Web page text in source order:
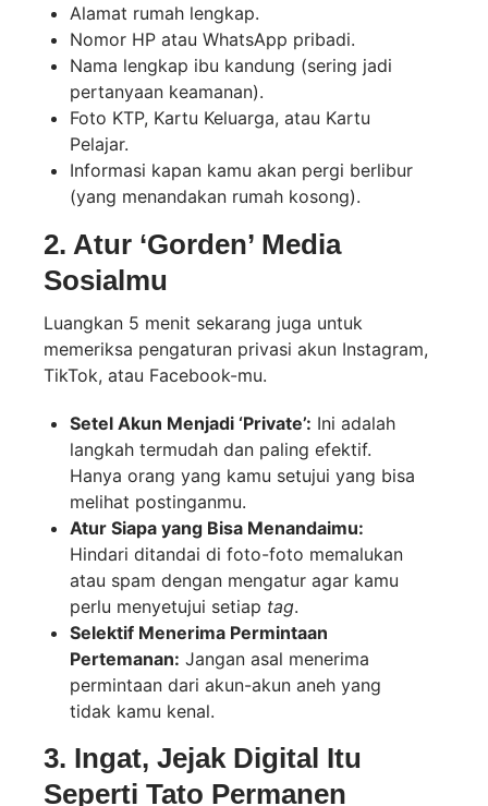
Alamat rumah lengkap.
Nomor HP atau WhatsApp pribadi.
Nama lengkap ibu kandung (sering jadi
pertanyaan keamanan).
Foto KTP, Kartu Keluarga, atau Kartu
Pelajar.
Informasi kapan kamu akan pergi berlibur
(yang menandakan rumah kosong).
2. Atur ‘Gorden’ Media
Sosialmu
Luangkan 5 menit sekarang juga untuk
memeriksa pengaturan privasi akun Instagram,
TikTok, atau Facebook-mu.
Setel Akun Menjadi ‘Private’: Ini adalah
langkah termudah dan paling efektif.
Hanya orang yang kamu setujui yang bisa
melihat postinganmu.
Atur Siapa yang Bisa Menandaimu:
Hindari ditandai di foto-foto memalukan
atau spam dengan mengatur agar kamu
perlu menyetujui setiap tag.
Selektif Menerima Permintaan
Pertemanan: Jangan asal menerima
permintaan dari akun-akun aneh yang
tidak kamu kenal.
3. Ingat, Jejak Digital Itu
Seperti Tato Permanen